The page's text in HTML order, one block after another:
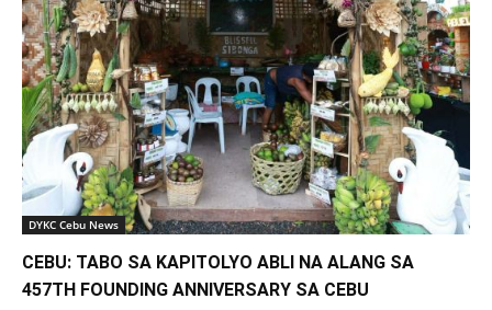
DYKC Cebu News
CEBU: TABO SA KAPITOLYO ABLI NA ALANG SA
457TH FOUNDING ANNIVERSARY SA CEBU